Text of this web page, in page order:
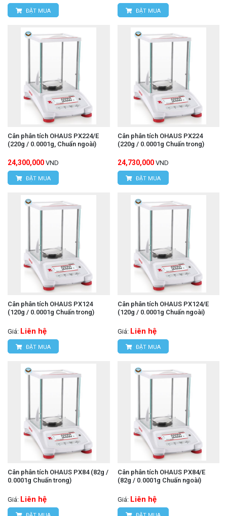
ĐẶT MUA ĐẶT MUA
Cân phân tích OHAUS PX224/E
(220g / 0.0001g, Chuẩn ngoài)
24,300,000 VND
ĐẶT MUA
Cân phân tích OHAUS PX224
(220g / 0.0001g Chuấn trong)
24,730,000 VND
ĐẶT MUA
Cân phân tích OHAUS PX124
(120g / 0.0001g Chuấn trong)
Giá: Liên hệ
ĐẶT MUA
Cân phân tích OHAUS PX124/E
(120g / 0.0001g Chuấn ngoài)
Giá: Liên hệ
ĐẶT MUA
Cân phân tích OHAUS PX84 (82g /
0.0001g Chuấn trong)
Giá: Liên hệ
Cân phân tích OHAUS PX84/E
(82g / 0.0001g Chuấn ngoài)
Giá: Liên hệ